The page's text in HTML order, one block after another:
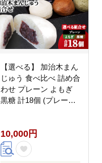
【選べる】 加治木まん
じゅう 食べ比べ 詰め合
わせ プレーン よもぎ
黒糖 計18個 (プレーン8
和菓子 つぶあん ギフト
手土産 (a959-B)
10,000円